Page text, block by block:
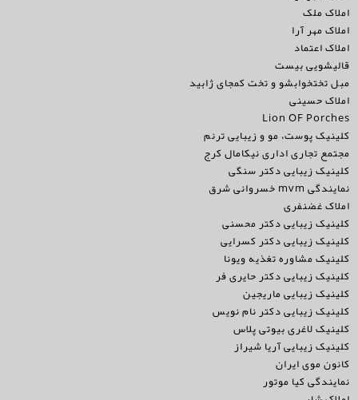
املاک ملک
املاک مهر آرا
املاک اعتماد
قالیشویی بیست
مبل تختخوابشو و تخت کمجای ژابید
املاک حسینی
Lion OF Porches
کلینیک پوست، مو و زیبایی ترنم
مجتمع تجاری اداری نیکامال کرج
کلینیک زیبایی دکتر سنگی
نمایندگی mvm خسروانی شرق
املاک غضنفری
کلینیک زیبایی دکتر محسنی
کلینیک زیبایی دکتر کسرایی
کلینیک مشاوره تغذیه ویونا
کلینیک زیبایی دکتر حایری فر
کلینیک زیبایی ماریجین
کلینیک زیبایی دکتر نام نویس
کلینیک لاغری بیوتی پلاس
کلینیک زیبایی آریا شیراز
کانون موی ایران
نمایندگی کیا موتور